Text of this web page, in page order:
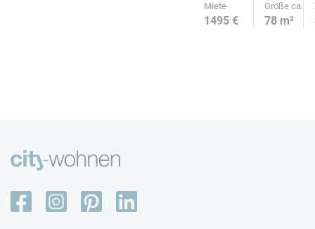
Miete Größe ca.
1495 € 78 m²